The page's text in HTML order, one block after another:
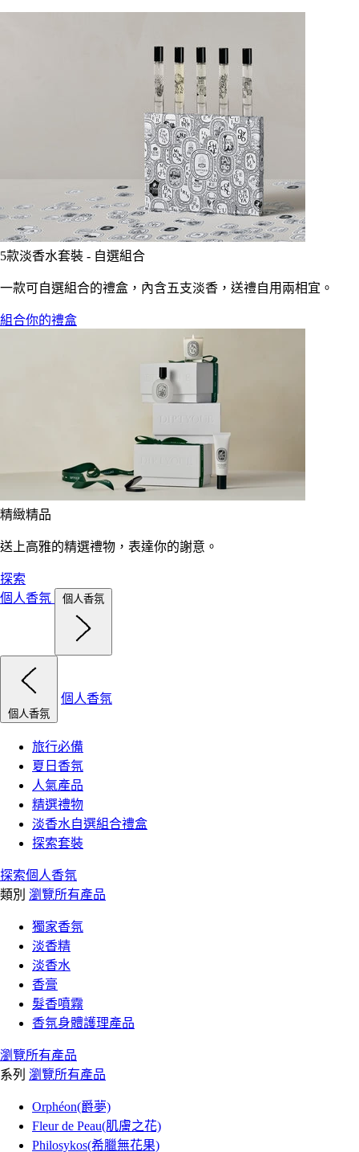
5款淡香水套裝 - 自選組合
一款可自選組合的禮盒，內含五支淡香，送禮自用兩相宜。
組合你的禮盒
精緻精品
送上高雅的精選禮物，表達你的謝意。
探索
個人香氛
個人香氛
個人香氛
個人香氛
旅行必備
夏日香氛
人氣產品
精選禮物
淡香水自選組合禮盒
探索套裝
探索個人香氛
類別 瀏覽所有產品
獨家香氛
淡香精
淡香水
香膏
髮香噴霧
香氛身體護理產品
瀏覽所有產品
系列 瀏覽所有產品
Orphéon(爵夢)
Fleur de Peau(肌膚之花)
Philosykos(希臘無花果)